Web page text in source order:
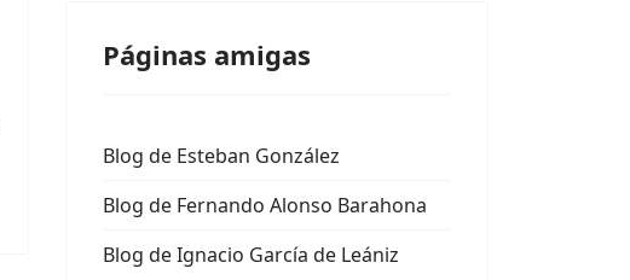
Páginas amigas
Blog de Esteban González
Blog de Fernando Alonso Barahona
Blog de Ignacio García de Leániz